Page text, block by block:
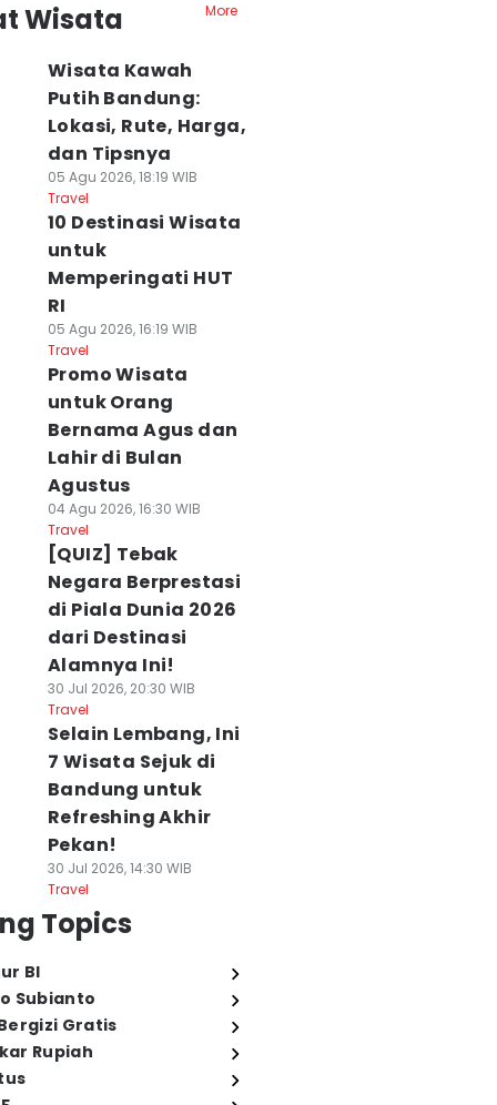
Wisata
More
Wisata Kawah
Putih Bandung:
Lokasi, Rute, Harga,
dan Tipsnya
05 Agu 2026, 18:19 WIB
Travel
10 Destinasi Wisata
untuk
Memperingati HUT
RI
05 Agu 2026, 16:19 WIB
Travel
Promo Wisata
untuk Orang
Bernama Agus dan
Lahir di Bulan
Agustus
04 Agu 2026, 16:30 WIB
Travel
[QUIZ] Tebak
Negara Berprestasi
di Piala Dunia 2026
dari Destinasi
Alamnya Ini!
30 Jul 2026, 20:30 WIB
Travel
Selain Lembang, Ini
7 Wisata Sejuk di
Bandung untuk
Refreshing Akhir
Pekan!
30 Jul 2026, 14:30 WIB
Travel
Topics
BI
Subianto
Gratis
Rupiah